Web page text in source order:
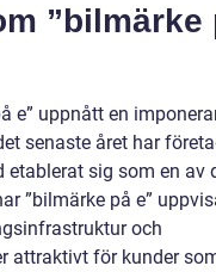
”bilmärke
e” uppnått en
senaste året har
etablerat sig som en av
”bilmärke på e”
och
attraktivt för kunder